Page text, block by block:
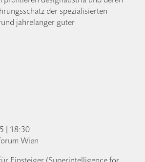
der spezialisierten
jahrelanger guter
| 18:30
Wien
Einsteiger (Superintelligence for